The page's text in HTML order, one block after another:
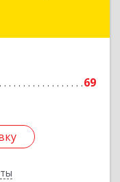
69
г, Горького,